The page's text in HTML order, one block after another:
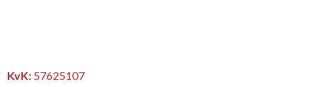
KvK: 57625107